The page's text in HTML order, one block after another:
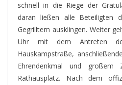
schnell in die Riege der
daran ließen alle Beteiligten
Gegrilltem ausklingen. Weiter
Uhr mit dem Antreten
Hauskampstraße,
Ehrendenkmal und großem
Rathausplatz. Nach dem